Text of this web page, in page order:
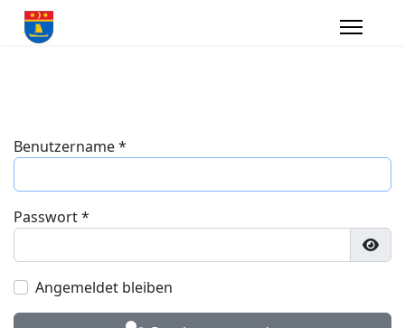
Benutzername*
Passwort*
Angemeldet bleiben